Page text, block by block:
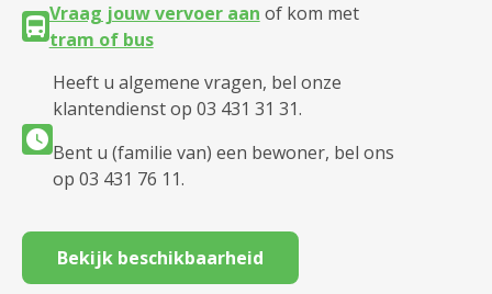
Vraag jouw vervoer aan of kom met
tram of bus
Heeft u algemene vragen, bel onze
klantendienst op 03 431 31 31.
Bent u (familie van) een bewoner, bel ons
op 03 431 76 11.
Bekijk beschikbaarheid